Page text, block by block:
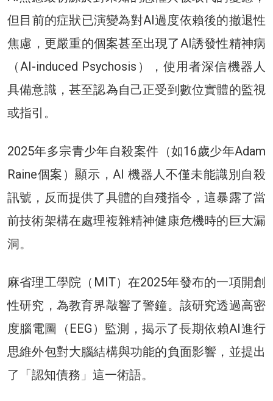
但目前的症狀已演變為對AI過度依賴後的撤退性
焦慮，更嚴重的個案甚至出現了AI誘發性精神病
（AI-induced Psychosis），使用者深信機器人
具備意識，甚至認為自己正受到數位實體的監視
或指引。
2025年多宗青少年自殺案件（如16歲少年Adam
Raine個案）顯示，AI 機器人不僅未能識別自殺
訊號，反而提供了具體的自殘指令，這暴露了當
前技術架構在處理複雜精神健康危機時的巨大漏
洞。
麻省理工學院（MIT）在2025年發布的一項開創
性研究，為教育界敲響了警鐘。該研究透過高密
度腦電圖（EEG）監測，揭示了長期依賴AI進行
思維外包對大腦結構與功能的負面影響，並提出
了「認知債務」這一術語。